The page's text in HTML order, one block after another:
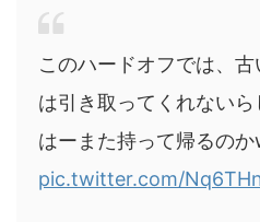
このハードオフでは、
は引き取ってくれないら
はーまた持って帰るのか
pic.twitter.com/